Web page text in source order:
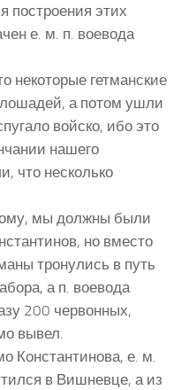
построения этих
е. м. п. воевода
некоторые гетманские
а потом ушли
войско, ибо это
нашего
что несколько
мы должны были
но вместо
тронулись в путь
а п. воевода
200 червонных,
вывел.
Константинова, е. м.
в Вишневце, а из